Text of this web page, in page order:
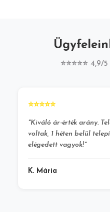
⭐⭐⭐⭐⭐
⭐⭐⭐⭐⭐
"Kiváló ár-érték arány.
voltak, 1 héten belül
elégedett vagyok!"
K. Mária